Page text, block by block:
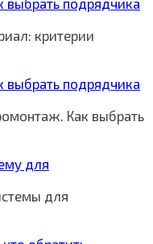
подрядчика
критерии
подрядчика
Как выбрать
для
для